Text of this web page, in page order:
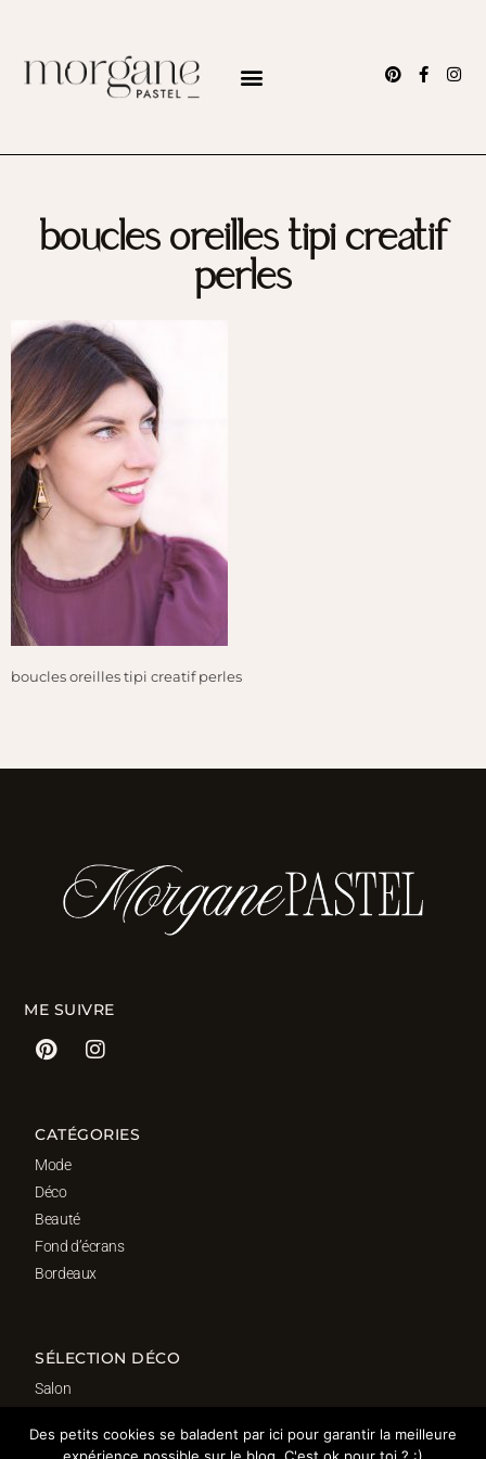
boucles oreilles tipi creatif
perles
boucles oreilles tipi creatif perles
ME SUIVRE
CATÉGORIES
Mode
Déco
Beauté
Fond d’écrans
Bordeaux
SÉLECTION DÉCO
Salon
Salle de bain
Des petits cookies se baladent par ici pour garantir la meilleure